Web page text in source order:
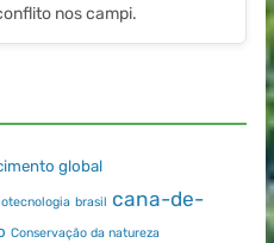
nos campi.
global
brasil cana-de-
Conservação da natureza